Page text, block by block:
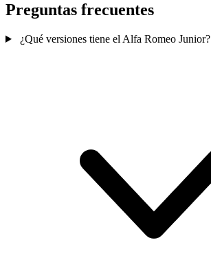
Preguntas frecuentes
¿Qué versiones tiene el Alfa Romeo Junior?